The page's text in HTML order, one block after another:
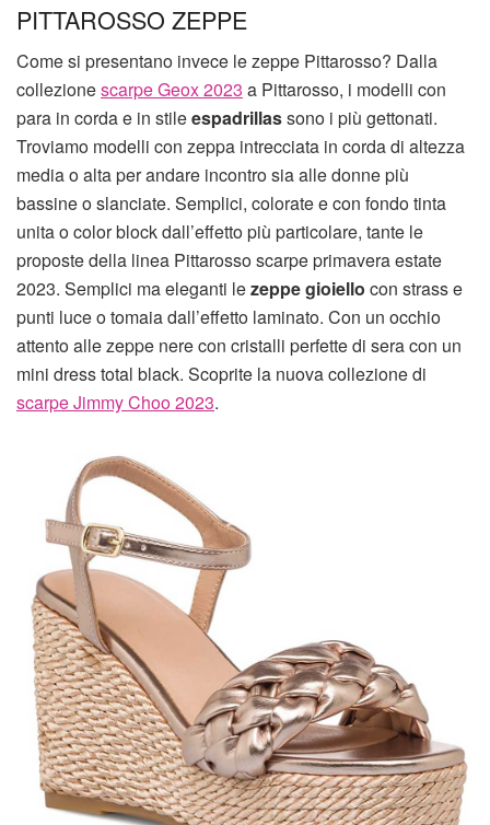
PITTAROSSO ZEPPE
Come si presentano invece le zeppe Pittarosso? Dalla
collezionescarpe Geox 2023 a Pittarosso, i modelli con
para in corda e in stileespadrillassono i più gettonati.
Troviamo modelli con zeppa intrecciata in corda di altezza
media o alta per andare incontro sia alle donne più
bassine o slanciate. Semplici, colorate e con fondo tinta
unita o color block dall’effetto più particolare, tante le
proposte della linea Pittarosso scarpe primavera estate
2023. Semplici ma eleganti lezeppe gioiello con strass e
punti luce o tomaia dall’effetto laminato. Con un occhio
attento alle zeppe nere con cristalli perfette di sera con un
mini dress total black. Scoprite la nuova collezione di
scarpe Jimmy Choo 2023.